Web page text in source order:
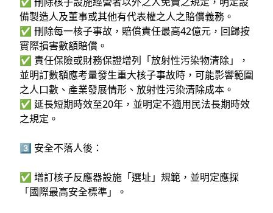
備製造人及董事或其他有代表權之人之賠償義務。
✅ 刪除每一核子事故，賠償責任最高42億元，回歸按
實際損害數額賠償。
✅ 責任保險或財務保證增列「放射性污染物清除」，
並明訂數額應考量發生重大核子事故時，可能影響範圍
之人口數、產業發展情形、放射性污染清除成本。
✅ 延長短期時效至20年，並明定不適用民法長期時效
之規定。
3️⃣ 安全不落人後：
✅ 增訂核子反應器設施「選址」規範，並明定應採
「國際最高安全標準」。